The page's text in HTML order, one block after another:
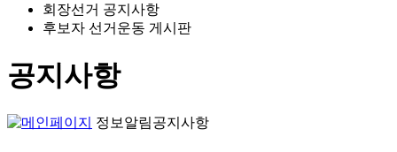
회장선거 공지사항
후보자 선거운동 게시판
공지사항
정보알림공지사항